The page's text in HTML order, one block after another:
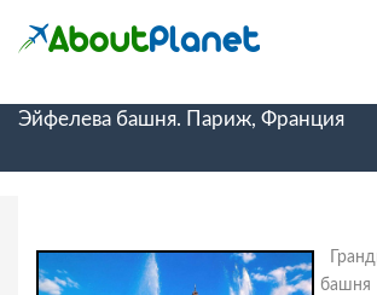
Эйфелева башня. Париж, Франция